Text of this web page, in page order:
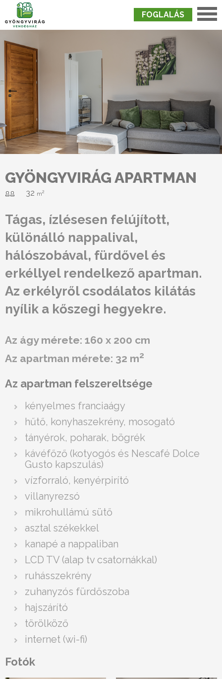
FOGLALÁS
Nyitólap
GYÖNGYVIRÁG APARTMAN
32 m2
Tágas, ízlésesen felújított,
különálló nappalival,
hálószobával, fürdővel és
erkéllyel rendelkező apartman.
Az erkélyről csodálatos kilátás
nyílik a kőszegi hegyekre.
Az ágy mérete: 160 x 200 cm
Az apartman mérete: 32 m2
Az apartman felszereltsége
kényelmes franciaágy
hűtő, konyhaszekrény, mosogató
tányérok, poharak, bögrék
kávéfőző (kotyogós és Nescafé Dolce
Gusto kapszulás)
vízforraló, kenyérpirító
villanyrezsó
mikrohullámú sütő
asztal székekkel
kanapé a nappaliban
LCD TV (alap tv csatornákkal)
ruhásszekrény
zuhanyzós fürdőszoba
hajszárító
törölköző
internet (wi-fi)
Fotók